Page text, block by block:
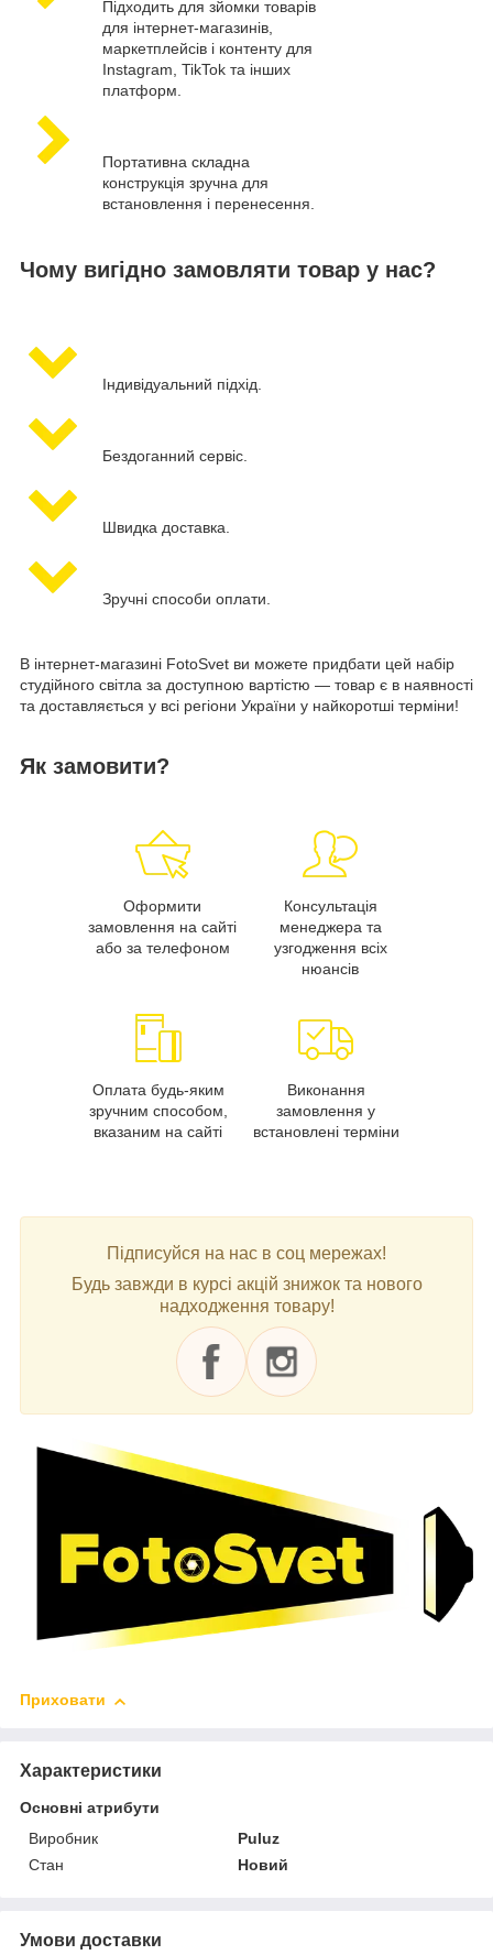
Підходить для зйомки товарів
для інтернет-магазинів,
маркетплейсів і контенту для
Instagram, TikTok та інших
платформ.
Портативна складна
конструкція зручна для
встановлення і перенесення.
Чому вигідно замовляти товар у нас?
Індивідуальний підхід.
Бездоганний сервіс.
Швидка доставка.
Зручні способи оплати.
В інтернет-магазині FotoSvet ви можете придбати цей набір
студійного світла за доступною вартістю — товар є в наявності
та доставляється у всі регіони України у найкоротші терміни!
Як замовити?
Оформити
замовлення на сайті
або за телефоном
Консультація
менеджера та
узгодження всіх
нюансів
Оплата будь-яким
зручним способом,
вказаним на сайті
Виконання
замовлення у
встановлені терміни
Підписуйся на нас в соц мережах!
Будь завжди в курсі акцій знижок та нового
надходження товару!
Приховати
Характеристики
Основні атрибути
Виробник
Puluz
Стан
Новий
Умови доставки